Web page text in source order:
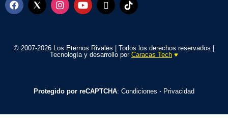
© 2007-2026 Los Eternos Rivales | Todos los derechos reservados |
Tecnología y desarrollo por Caracas Tech ♥️
Protegido por reCAPTCHA: Condiciones · Privacidad